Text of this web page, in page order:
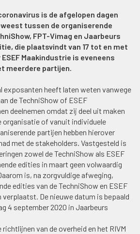
is de afgelopen dagen
tussen de organiserende
FPT-Vimag en Jaarbeurs
die plaatsvindt van 17 tot en met
Maakindustrie is eveneens
meerdere partijen.
exposanten heeft laten weten vanwege
de TechniShow of ESEF
deelnemen omdat zij deel uit maken
organisatie of vanuit individuele
partijen hebben hierover
met de stakeholders. Vastgesteld is
zowel de TechniShow als ESEF
edities in maart geen volwaardig
is, na zorgvuldige afweging,
edities van de TechniShow en ESEF
De nieuwe datum is bepaald
4 september 2020 in Jaarbeurs
van de overheid en het RIVM